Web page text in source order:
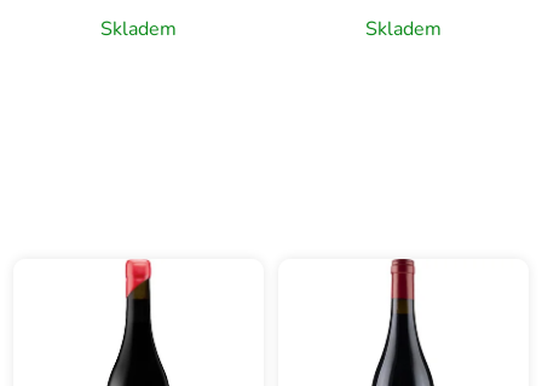
Skladem
0,75l
Skladem